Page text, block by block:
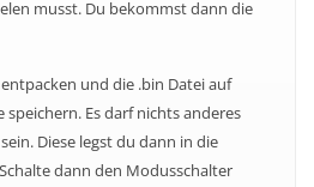
musst. Du bekommst dann die
und die .bin Datei auf
speichern. Es darf nichts anderes
Diese legst du dann in die
dann den Modusschalter